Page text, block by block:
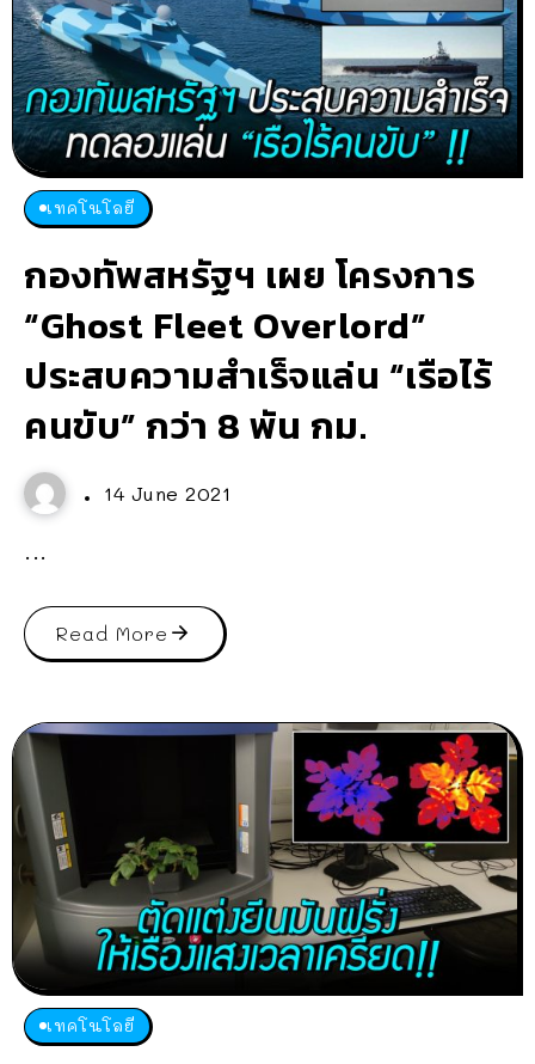
เทคโนโลยี
กองทัพสหรัฐฯ เผย โครงการ
“Ghost Fleet Overlord”
ประสบความสำเร็จแล่น “เรือไร้
คนขับ” กว่า 8 พัน กม.
14 June 2021
...
Read More
เทคโนโลยี